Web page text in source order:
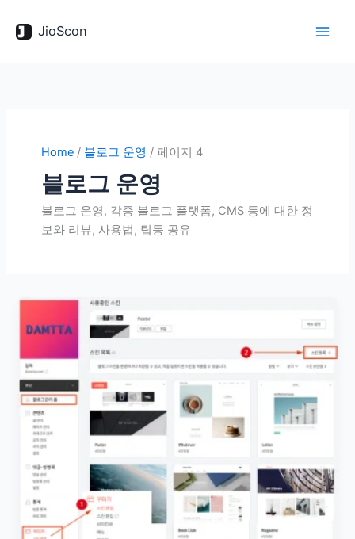
로
JioScon
Home/ 블로그 운영 / 페이지 4
블로그 운영
블로그 운영, 각종 블로그 플랫폼, CMS 등에 대한 정
보와 리뷰, 사용법, 팁등 공유